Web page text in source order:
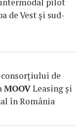
de Vest și sud-
consorțiului de
MOOVLeasing și
în România